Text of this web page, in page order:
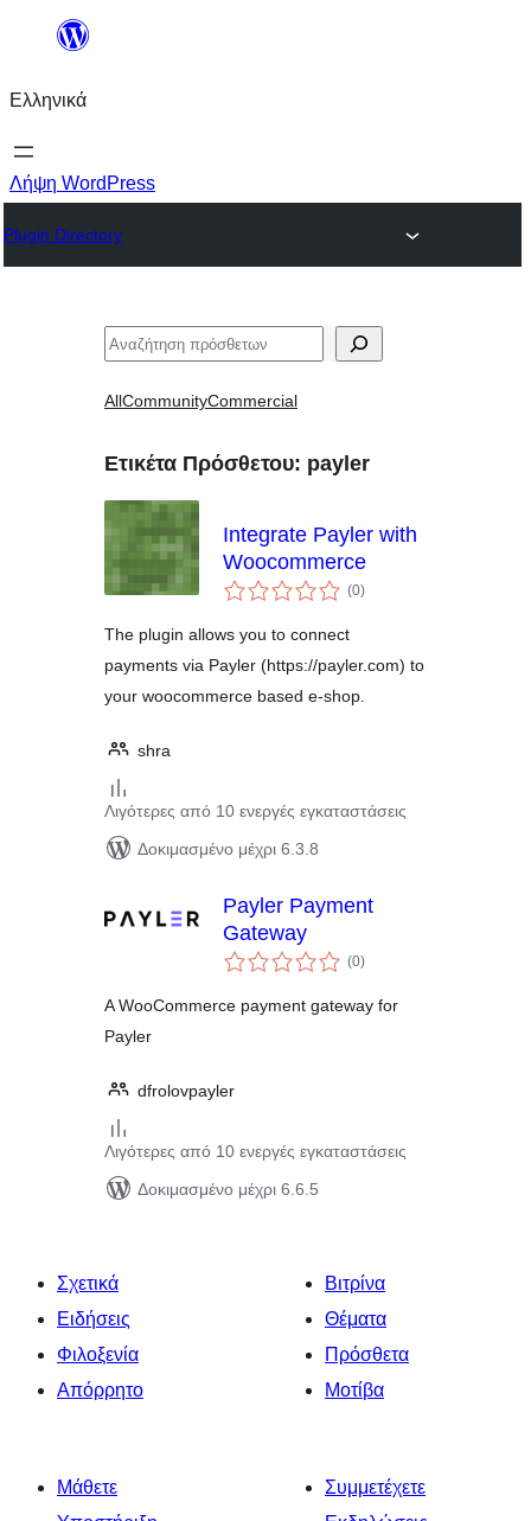
Μετάβαση
περιεχόμενο
Ελληνικά
Λήψη WordPress
Plugin Directory
Αναζήτηση
AllCommunityCommercial
Ετικέτα Πρόσθετου: payler
Integrate Payler with
Woocommerce
(0αξιολογήσεις
σύνολο
)
The plugin allows you to connect
payments via Payler (https://payler.com) to
your woocommerce based e-shop.
shra
Λιγότερες από 10 ενεργές εγκαταστάσεις
Δοκιμασμένο μέχρι 6.3.8
Payler Payment
Gateway
(0αξιολογήσεις
σύνολο
)
A WooCommerce payment gateway for
Payler
dfrolovpayler
Λιγότερες από 10 ενεργές εγκαταστάσεις
Δοκιμασμένο μέχρι 6.6.5
Σχετικά
Ειδήσεις
Φιλοξενία
Απόρρητο
Βιτρίνα
Θέματα
Πρόσθετα
Μοτίβα
Μάθετε
Συμμετέχετε